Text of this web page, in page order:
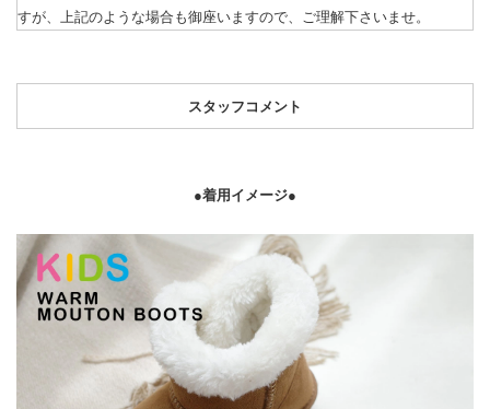
すが、上記のような場合も御座いますので、ご理解下さいませ。
スタッフコメント
●着用イメージ●